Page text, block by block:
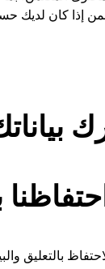
إذا كان لديك
بالتعليق